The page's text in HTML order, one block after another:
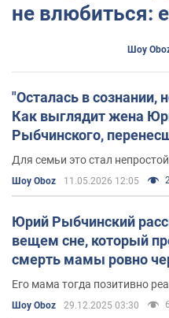
не влюбиться:
никто не видел
Шоу
"Осталась в сознании,
Как выглядит жена
Рыбчинского,
Для семьи это стал
Шоу Oboz 11.05.2026 12:05
Юрий Рыбчинский
вещем сне, который
смерть мамы ровно
Его мама тогда позитивно
Шоу Oboz 29.12.2025 03:30